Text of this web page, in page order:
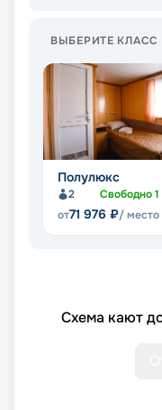
ВЫБЕРИТЕ
Полулюкс
2 Свободно1
от71 976 ₽/ место
Схема кают